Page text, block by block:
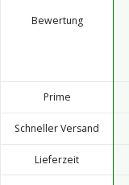
Bewertung
Prime
Schneller Versand
Lieferzeit